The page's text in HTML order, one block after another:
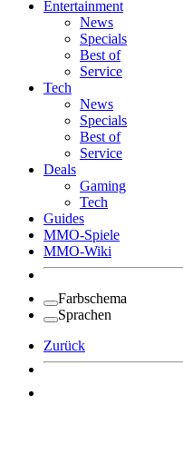
Entertainment
News
Specials
Best of
Service
Tech
News
Specials
Best of
Service
Deals
Gaming
Tech
Guides
MMO-Spiele
MMO-Wiki
Farbschema
Sprachen
Zurück